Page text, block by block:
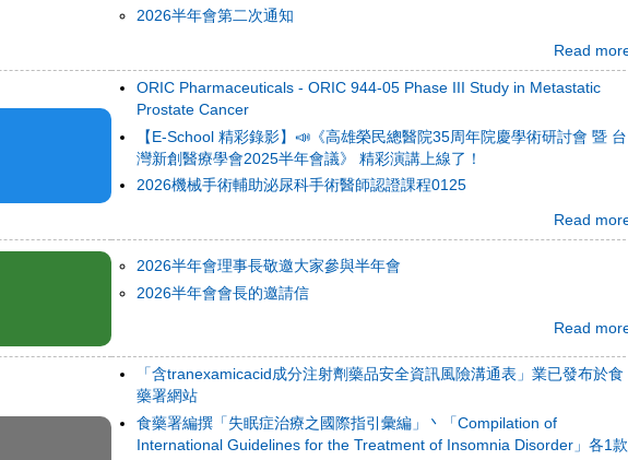
2026半年會第二次通知
Read
ORIC Pharmaceuticals - ORIC 944-05 Phase III Study in Metastatic
Prostate Cancer
【E-School 精彩錄影】📣《高雄榮民總醫院35周年院慶學術研討會 暨 台
灣新創醫療學會2025半年會議》 精彩演講上線了！
2026機械手術輔助泌尿科手術醫師認證課程0125
Read
2026半年會理事長敬邀大家參與半年會
2026半年會會長的邀請信
Read
「含tranexamicacid成分注射劑藥品安全資訊風險溝通表」業已發布於食
藥署網站
食藥署編撰「失眠症治療之國際指引彙編」丶「Compilation of
International Guidelines for the Treatment of Insomnia Disorder」各1款